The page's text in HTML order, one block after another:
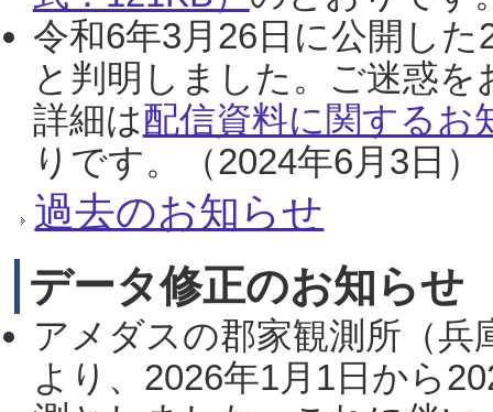
令和6年3月26日に公開し
と判明しました。ご迷惑
詳細は配信資料に関するお
りです。（2024年6月3日）
過去のお知らせ
データ修正のお知らせ
アメダスの郡家観測所（
より、2026年1月1日から